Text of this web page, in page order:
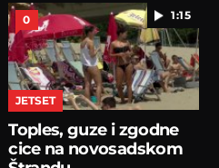
1:15
0
JETSET
Toples, guze i zgodne
cice na novosadskom